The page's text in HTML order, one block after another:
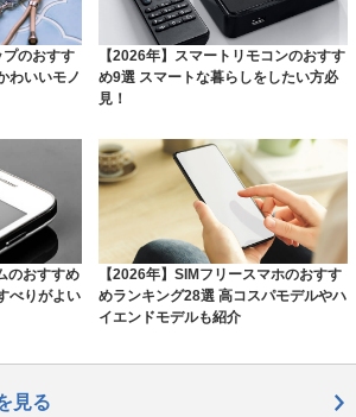
プのおすす
わいいモノ
【2026年】スマートリモコンのおすす
め9選 スマートな暮らしをしたい方必
見！
のおすすめ
べりがよい
【2026年】SIMフリースマホのおすす
めランキング28選 高コスパモデルやハ
イエンドモデルも紹介
見る